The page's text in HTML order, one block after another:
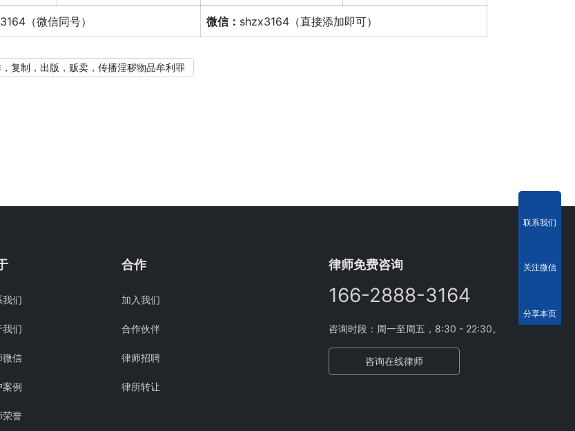
（微信同号） 微信： shzx3164（直接添加即可）
复制，出版，贩卖，传播淫秽物品牟利罪
我们
我们
微信
案例
荣誉
合作
加入我们
合作伙伴
律师招聘
律所转让
律师免费咨询
166-2888-3164
咨询时段：周一至周五，8:30 - 22:30。
咨询在线律师
联系我们
关注微信
分享本页